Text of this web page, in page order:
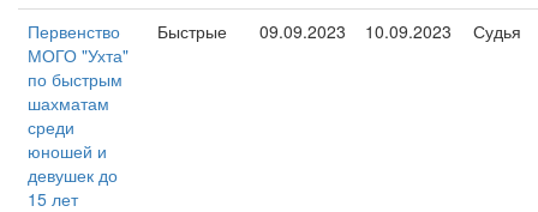
Первенство
МОГО "Ухта"
по быстрым
шахматам
среди
юношей и
девушек до
15 лет
Быстрые 09.09.2023 10.09.2023 Судья